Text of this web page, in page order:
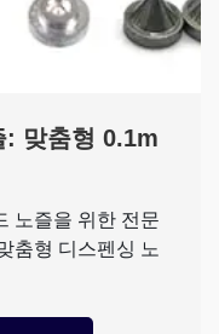
: 맞춤형 0.1m
노즐을 위한 전문
춤형 디스펜싱 노